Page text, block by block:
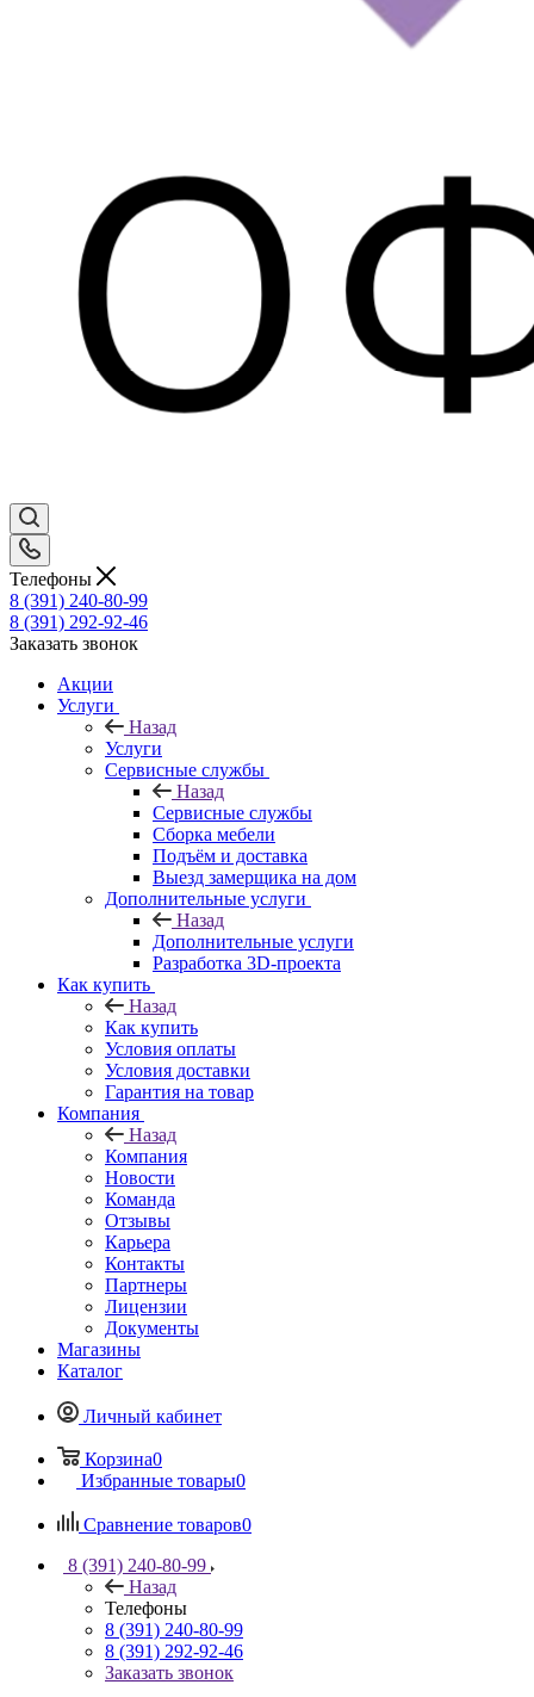
Телефоны
8 (391) 240-80-99
8 (391) 292-92-46
Заказать звонок
Акции
Услуги
Назад
Услуги
Сервисные службы
Назад
Сервисные службы
Сборка мебели
Подъём и доставка
Выезд замерщика на дом
Дополнительные услуги
Назад
Дополнительные услуги
Разработка 3D-проекта
Как купить
Назад
Как купить
Условия оплаты
Условия доставки
Гарантия на товар
Компания
Назад
Компания
Новости
Команда
Отзывы
Карьера
Контакты
Партнеры
Лицензии
Документы
Магазины
Каталог
Личный кабинет
Корзина0
Избранные товары0
Сравнение товаров0
8 (391) 240-80-99
Назад
Телефоны
8 (391) 240-80-99
8 (391) 292-92-46
Заказать звонок